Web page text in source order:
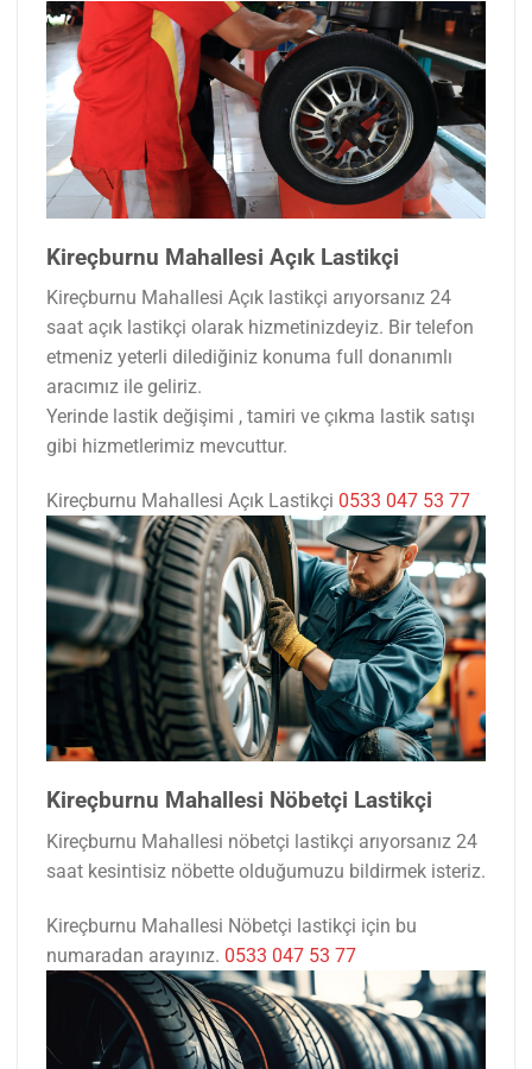
Kireçburnu Mahallesi Açık Lastikçi
Kireçburnu Mahallesi Açık lastikçi arıyorsanız 24
saat açık lastikçi olarak hizmetinizdeyiz. Bir telefon
etmeniz yeterli dilediğiniz konuma full donanımlı
aracımız ile geliriz.
Yerinde lastik değişimi , tamiri ve çıkma lastik satışı
gibi hizmetlerimiz mevcuttur.
Kireçburnu Mahallesi Açık Lastikçi 0533 047 53 77
Kireçburnu Mahallesi Nöbetçi Lastikçi
Kireçburnu Mahallesi nöbetçi lastikçi arıyorsanız 24
saat kesintisiz nöbette olduğumuzu bildirmek isteriz.
Kireçburnu Mahallesi Nöbetçi lastikçi için bu
numaradan arayınız. 0533 047 53 77